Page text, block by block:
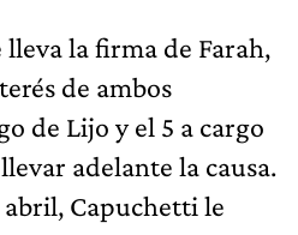
lleva la firma de Farah,
de ambos
de Lijo y el 5 a cargo
adelante la causa.
abril, Capuchetti le